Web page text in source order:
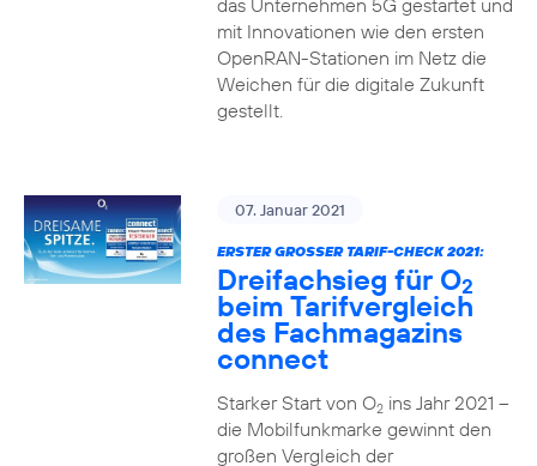
das Unternehmen 5G gestartet und
mit Innovationen wie den ersten
OpenRAN-Stationen im Netz die
Weichen für die digitale Zukunft
gestellt.
07. Januar 2021
ERSTER GROSSER TARIF-CHECK 2021:
Dreifachsieg für O2
beim Tarifvergleich
des Fachmagazins
connect
Starker Start von O2ins Jahr 2021 –
die Mobilfunkmarke gewinnt den
großen Vergleich der